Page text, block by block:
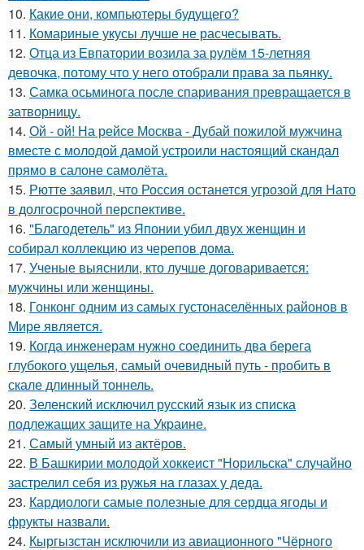
10. Какие они, компьютеры будущего?
11. Комариные укусы лучше не расчесывать.
12. Отца из Евпатории возила за рулём 15-летняя
девочка, потому что у него отобрали права за пьянку.
13. Самка осьминога после спаривания превращается в
затворницу.
14. Ой - ой! На рейсе Москва - Дубай пожилой мужчина
вместе с молодой дамой устроили настоящий скандал
прямо в салоне самолёта.
15. Рютте заявил, что Россия останется угрозой для Нато
в долгосрочной перспективе.
16. "Благодетель" из Японии убил двух женщин и
собирал коллекцию из черепов дома.
17. Ученые выяснили, кто лучше договаривается:
мужчины или женщины.
18. Гонконг одним из самых густонаселённых районов в
Мире является.
19. Когда инженерам нужно соединить два берега
глубокого ущелья, самый очевидный путь - пробить в
скале длинный тоннель.
20. Зеленский исключил русский язык из списка
подлежащих защите на Украине.
21. Самый умный из актёров.
22. В Башкирии молодой хоккеист "Норильска" случайно
застрелил себя из ружья на глазах у деда.
23. Кардиологи самые полезные для сердца ягоды и
фрукты назвали.
24. Кыргызстан исключили из авиационного "Чёрного